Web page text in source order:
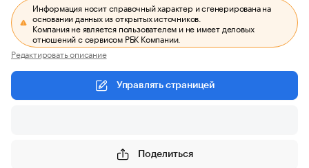
Информация носит справочный характер и сгенерирована на
основании данных из открытых источников.
Компания не является пользователем и не имеет деловых
отношений с сервисом РБК Компании.
Редактировать описание
Управлять страницей
Поделиться